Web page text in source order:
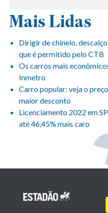
Mais Lidas
Dirigir de chinelo,
que é permitido pelo CTB
Os carros mais
Inmetro
Carro popular: veja o
maior desconto
Licenciamento 2022 em
até 46,45% mais caro